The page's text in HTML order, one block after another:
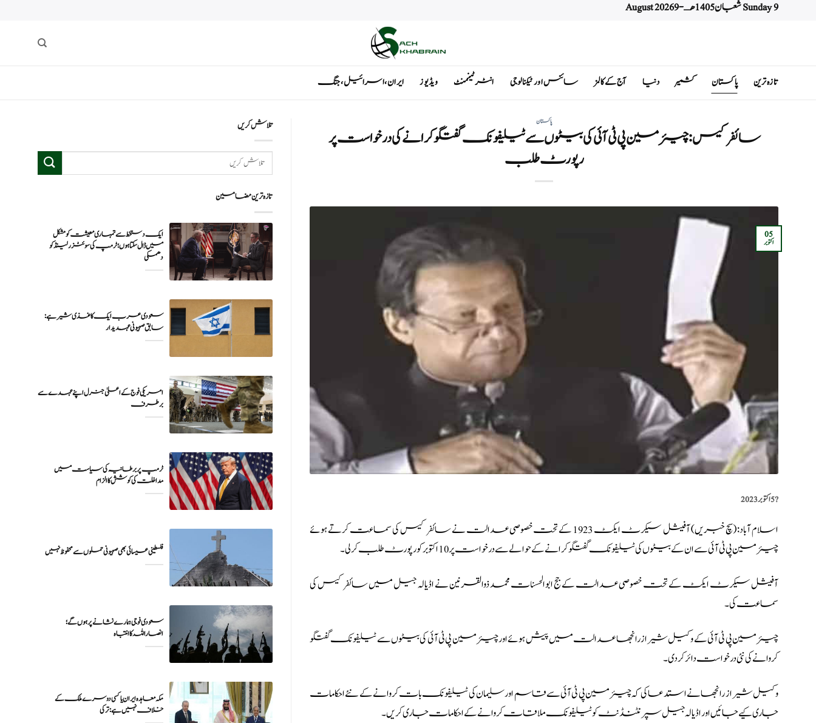
Sunday 9 شعبان 1405 هـ - 9 August 2026
تازہ ترین پاکستان کشمیر دنیا آج کے کالمز سائنس اور ٹیکنالوجی انٹرٹینمنٹ ویڈیوز ایران ، اسرائیل ، جنگ
پاکستان
سائفر کیس: چیئرمین پی ٹی آئی کی بیٹوں سے ٹیلیفونک گفتگو کرانے کی درخواست پر
رپورٹ طلب
05
اکتوبر
?️5 اکتوبر 2023
اسلام آباد: (سچ خبریں
) آفیشل سیکرٹ ایکٹ 1923 کے تحت خصوصی عدالت نے سائفر کیس کی سماعت کرتے ہوئے
چیئرمین پی ٹی آئی سے ان کے بیٹوں کی ٹیلیفونک گفتگو کرانے کے حوالے سے درخواست پر 10 اکتوبر کو رپورٹ طلب کر لی۔
آفیشل سیکرٹ ایکٹ کے تحت خصوصی عدالت کے جج ابوالحسنات محمد ذوالقرنین نے اڈیالہ جیل میں سائفر کیس کی
سماعت کی۔
چیئرمین پی ٹی آئیکے وکیل شیراز رانجھا عدالت میں پیش ہوئے اور چیئرمین پی ٹی آئی کی بیٹوں سے ٹیلیفونک گفتگو
کروانے کی نئی درخواست دائر کردی۔
وکیل شیراز رانجھا نے استدعا کی کہ چیئرمین پی ٹی آئی سے قاسم اور سلیمان کی ٹیلیفونک بات کروانے کے نئے احکامات
جاری کیے جائیں اور اڈیالہ جیل سپرنٹنڈنٹ کو ٹیلیفونک ملاقات کروانے کے احکامات جاری کریں۔
تلاش کریں
تازہ ترین مضامین
ایک دستخط سے تمہاری معیشت کو مشکل
میں ڈال سکتا ہوں؛ ٹرمپ کی سوئٹزرلینڈ کو
دھمکی
سعودی عرب ایک کاغذی شیر ہے:
سابق صہیونی عہدیدار
امریکی فوج کے اعلیٰ جنرل اپنے عہدے سے
برطرف
ٹرمپ پر برطانیہ کی سیاست میں
مداخلت کی کوشش کا الزام
فلسطینی عیسائی بھی صہیونی حملوں سے محفوظ نہیں
سعودی فوجی ہمارے نشانے پر ہوں گے؛
انصاراللہ کا انتباہ
مکہ معاہدہ ایران یا کسی دوسرے ملک کے
خلاف نہیں ہے: ترکی